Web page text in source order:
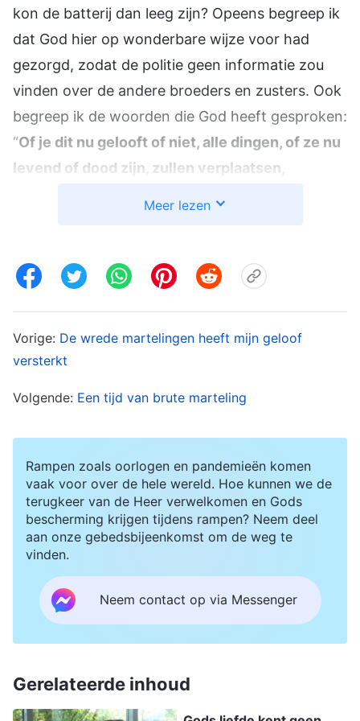
kon de batterij dan leeg zijn? Opeens begreep ik
dat God hier op wonderbare wijze voor had
gezorgd, zodat de politie geen informatie zou
vinden over de andere broeders en zusters. Ook
begreep ik de woorden die God heeft gesproken:
“Of je dit nu gelooft of niet, alle dingen, of ze nu
levend of dood zijn, zullen verplaatsen,
De verschijning en het werk van God, God is de bron
Of ze levend of dood zijn, alle dingen ondergaan
gedachten. Op dat moment kreeg ik werkelijk
het vertrouwen dat ik nodig had om het
aanstaande verhoor met Gods hulp aan te
kunnen. De agent wees op de dingen in de tas
en zei beschuldigend: “Hieruit blijkt dat je
duidelijk geen gewoon kerklid bent. Je moet wel
een van de hogere leiders zijn, een belangrijk
waar u het over hebt”, antwoordde ik. “Je doet
alsof je me niet begrijpt!” tierde hij. Hij beval me
Meer lezen
Vorige: De wrede martelingen heeft mijn geloof
versterkt
Volgende: Een tijd van brute marteling
Rampen zoals oorlogen en pandemieën komen
vaak voor over de hele wereld. Hoe kunnen we de
terugkeer van de Heer verwelkomen en Gods
bescherming krijgen tijdens rampen? Neem deel
aan onze gebedsbijeenkomst om de weg te
vinden.
Neem contact op via Messenger
Gerelateerde inhoud